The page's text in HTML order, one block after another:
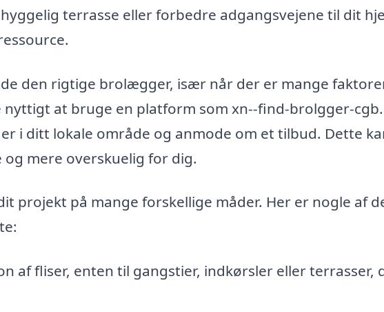
terrasse eller forbedre adgangsvejene til dit
den rigtige brolægger, især når der er mange
at bruge en platform som xn--find-brolgger-
i ditt lokale område og anmode om et tilbud. Dette
mere overskuelig for dig.
projekt på mange forskellige måder. Her er nogle af
af fliser, enten til gangstier, indkørsler eller terrasser,